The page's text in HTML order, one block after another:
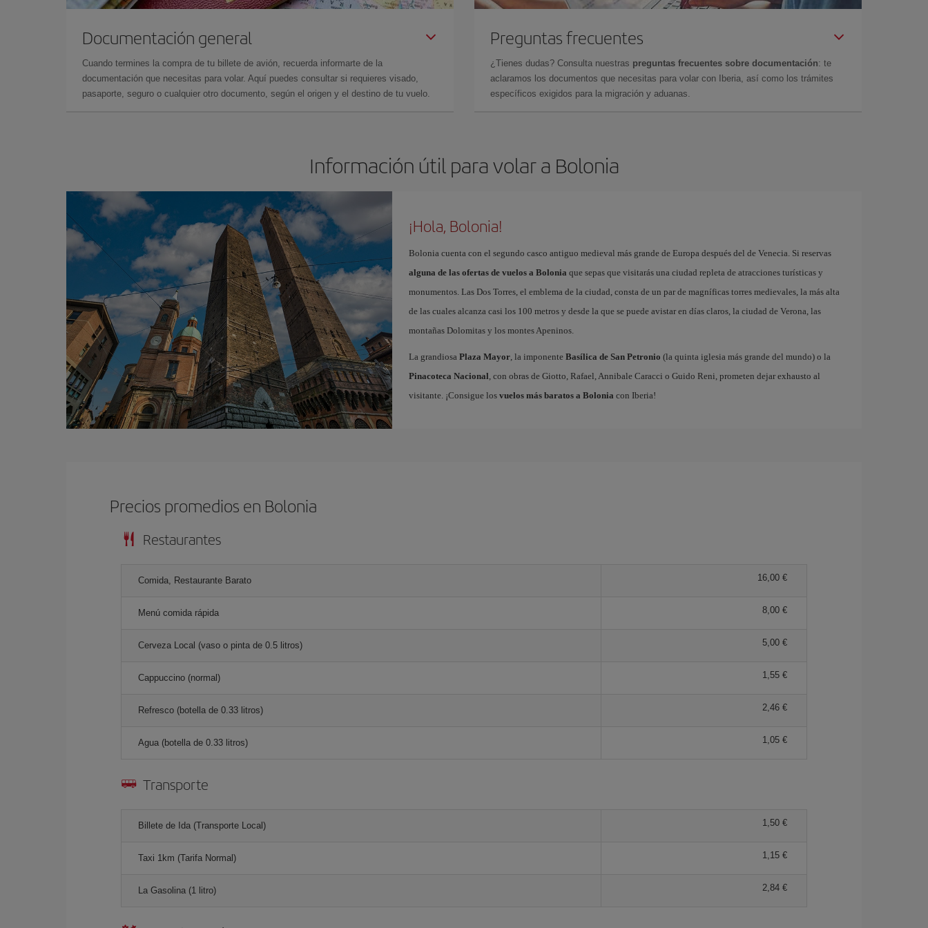
Documentación general
Cuando termines la compra de tu billete de avión, recuerda informarte de la
documentación que necesitas para volar. Aquí puedes consultar si requieres visado,
pasaporte, seguro o cualquier otro documento, según el origen y el destino de tu vuelo.
Preguntas frecuentes
¿Tienes dudas? Consulta nuestras preguntas frecuentes sobre documentación: te
aclaramos los documentos que necesitas para volar con Iberia, así como los trámites
específicos exigidos para la migración y aduanas.
Información útil para volar a Bolonia
¡Hola, Bolonia!
Bolonia cuenta con el segundo casco antiguo medieval más grande de Europa después del de Venecia. Si reservas
alguna de las ofertas de vuelos a Bolonia que sepas que visitarás una ciudad repleta de atracciones turísticas y
monumentos. Las Dos Torres, el emblema de la ciudad, consta de un par de magníficas torres medievales, la más alta
de las cuales alcanza casi los 100 metros y desde la que se puede avistar en días claros, la ciudad de Verona, las
montañas Dolomitas y los montes Apeninos.
La grandiosa Plaza Mayor, la imponente Basílica de San Petronio (la quinta iglesia más grande del mundo) o la
Pinacoteca Nacional, con obras de Giotto, Rafael, Annibale Caracci o Guido Reni, prometen dejar exhausto al
visitante. ¡Consigue los vuelos más baratos a Bolonia con Iberia!
Precios promedios en Bolonia
Restaurantes
Comida, Restaurante Barato 16,00 €
Menú comida rápida 8,00 €
Cerveza Local (vaso o pinta de 0.5 litros) 5,00 €
Cappuccino (normal) 1,55 €
Refresco (botella de 0.33 litros) 2,46 €
Agua (botella de 0.33 litros) 1,05 €
Transporte
Billete de Ida (Transporte Local) 1,50 €
Taxi 1km (Tarifa Normal) 1,15 €
La Gasolina (1 litro) 2,84 €